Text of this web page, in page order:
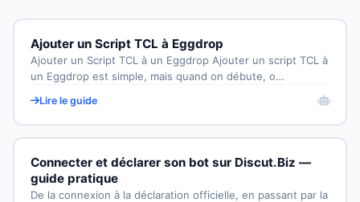
Ajouter un Script TCL à Eggdrop
Ajouter un Script TCL à un Eggdrop Ajouter un script TCL à
un Eggdrop est simple, mais quand on débute, o…
Lire le guide
Connecter et déclarer son bot sur Discut.Biz —
guide pratique
De la connexion à la déclaration officielle, en passant par la